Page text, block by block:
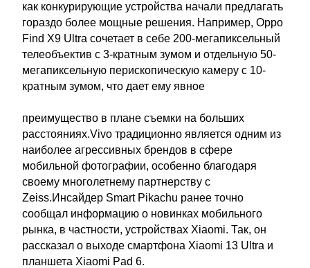
как конкурирующие устройства начали предлагать
гораздо более мощные решения. Например, Oppo
Find X9 Ultra сочетает в себе 200-мегапиксельный
телеобъектив с 3-кратным зумом и отдельную 50-
мегапиксельную перископическую камеру с 10-
кратным зумом, что дает ему явное
преимущество в плане съемки на больших
расстояниях.Vivo традиционно является одним из
наиболее агрессивных брендов в сфере
мобильной фотографии, особенно благодаря
своему многолетнему партнерству с
Zeiss.Инсайдер Smart Pikachu ранее точно
сообщал информацию о новинках мобильного
рынка, в частности, устройствах Xiaomi. Так, он
рассказал о выходе смартфона Xiaomi 13 Ultra и
планшета Xiaomi Pad 6.